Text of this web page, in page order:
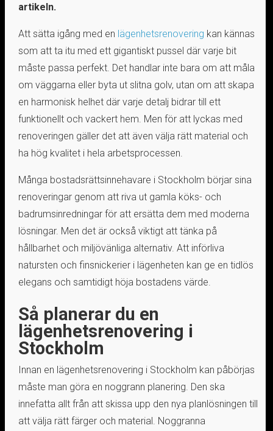
artikeln.
Att sätta igång med en lägenhetsrenovering kan kännas
som att ta itu med ett gigantiskt pussel där varje bit
måste passa perfekt. Det handlar inte bara om att måla
om väggarna eller byta ut slitna golv, utan om att skapa
en harmonisk helhet där varje detalj bidrar till ett
funktionellt och vackert hem. Men för att lyckas med
renoveringen gäller det att även välja rätt material och
ha hög kvalitet i hela arbetsprocessen.
Många bostadsrättsinnehavare i Stockholm börjar sina
renoveringar genom att riva ut gamla köks- och
badrumsinredningar för att ersätta dem med moderna
lösningar. Men det är också viktigt att tänka på
hållbarhet och miljövänliga alternativ. Att införliva
natursten och finsnickerier i lägenheten kan ge en tidlös
elegans och samtidigt höja bostadens värde.
Så planerar du en
lägenhetsrenovering i
Stockholm
Innan en lägenhetsrenovering i Stockholm kan påbörjas
måste man göra en noggrann planering. Den ska
innefatta allt från att skissa upp den nya planlösningen till
att välja rätt färger och material. Noggranna